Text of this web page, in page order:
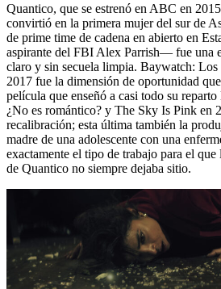
Quantico, que se estrenó en ABC en
convirtió en la primera mujer del sur de
de prime time de cadena en abierto en
aspirante del FBI Alex Parrish— fue una
claro y sin secuela limpia. Baywatch: Los
2017 fue la dimensión de oportunidad
película que enseñó a casi todo su
¿No es romántico? y The Sky Is Pink en
recalibración; esta última también la
madre de una adolescente con una
exactamente el tipo de trabajo para el
de Quantico no siempre dejaba sitio.